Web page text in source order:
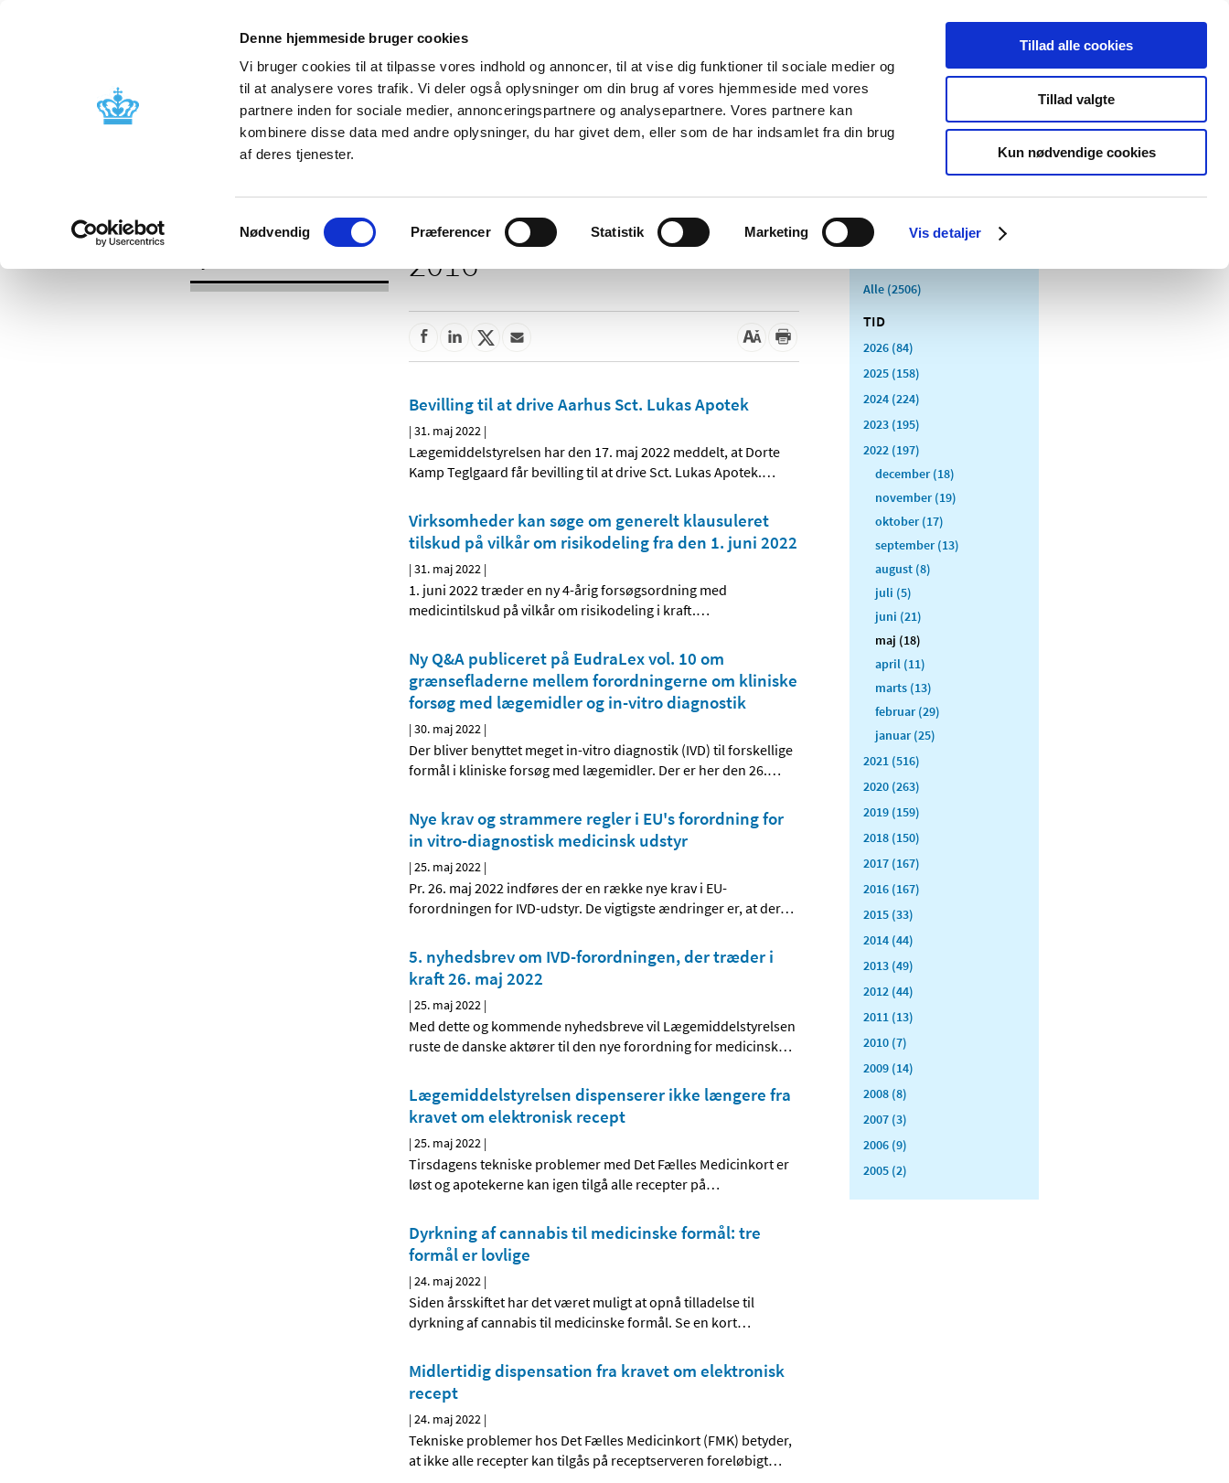
Denne hjemmeside bruger cookies
Vi bruger cookies til at tilpasse vores indhold og annoncer, til at vise dig funktioner til sociale medier og
til at analysere vores trafik. Vi deler også oplysninger om din brug af vores hjemmeside med vores
partnere inden for sociale medier, annonceringspartnere og analysepartnere. Vores partnere kan
kombinere disse data med andre oplysninger, du har givet dem, eller som de har indsamlet fra din brug
af deres tjenester.
Samtykkevalg
Nødvendig Præferencer Statistik Marketing Vis detaljer
Tillad alle cookies
Tillad valgte
Kun nødvendige cookies
Nyheder Om os Kontakt Udgivelser
Godkendelse og
Bivirkninger og
produktinformation
Tilskud og
Apoteker og salg af
Medicinsk
Særlige
produktområder
2016
Bevilling til at drive Aarhus Sct. Lukas Apotek
|31. maj 2022 |
Lægemiddelstyrelsen har den 17. maj 2022 meddelt, at Dorte
Kamp Teglgaard får bevilling til at drive Sct. Lukas Apotek.…
Virksomheder kan søge om generelt klausuleret
tilskud på vilkår om risikodeling fra den 1. juni 2022
|31. maj 2022 |
1. juni 2022 træder en ny 4-årig forsøgsordning med
medicintilskud på vilkår om risikodeling i kraft.…
Ny Q&A publiceret på EudraLex vol. 10 om
grænsefladerne mellem forordningerne om kliniske
forsøg med lægemidler og in-vitro diagnostik
|30. maj 2022 |
Der bliver benyttet meget in-vitro diagnostik (IVD) til forskellige
formål i kliniske forsøg med lægemidler. Der er her den 26.…
Nye krav og strammere regler i EU's forordning for
in vitro-diagnostisk medicinsk udstyr
|25. maj 2022 |
Pr. 26. maj 2022 indføres der en række nye krav i EU-
forordningen for IVD-udstyr. De vigtigste ændringer er, at der…
5. nyhedsbrev om IVD-forordningen, der træder i
kraft 26. maj 2022
|25. maj 2022 |
Med dette og kommende nyhedsbreve vil Lægemiddelstyrelsen
ruste de danske aktører til den nye forordning for medicinsk…
Lægemiddelstyrelsen dispenserer ikke længere fra
kravet om elektronisk recept
|25. maj 2022 |
Tirsdagens tekniske problemer med Det Fælles Medicinkort er
løst og apotekerne kan igen tilgå alle recepter på…
Dyrkning af cannabis til medicinske formål: tre
formål er lovlige
|24. maj 2022 |
Siden årsskiftet har det været muligt at opnå tilladelse til
dyrkning af cannabis til medicinske formål. Se en kort…
Midlertidig dispensation fra kravet om elektronisk
recept
|24. maj 2022 |
Tekniske problemer hos Det Fælles Medicinkort (FMK) betyder,
at ikke alle recepter kan tilgås på receptserveren foreløbigt…
Alle (2506)
TID
2026 (84)
2025 (158)
2024 (224)
2023 (195)
2022 (197)
december (18)
november (19)
oktober (17)
september (13)
august (8)
juli (5)
juni (21)
maj (18)
april (11)
marts (13)
februar (29)
januar (25)
2021 (516)
2020 (263)
2019 (159)
2018 (150)
2017 (167)
2016 (167)
2015 (33)
2014 (44)
2013 (49)
2012 (44)
2011 (13)
2010 (7)
2009 (14)
2008 (8)
2007 (3)
2006 (9)
2005 (2)